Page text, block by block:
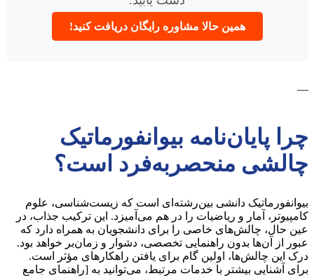
همین حالا مشاوره رایگان دریافت کنید!
—
چرا پایان‌نامه بیوانفورماتیک
چالشی منحصربه‌فرد است؟
بیوانفورماتیک دانشی بین‌رشته‌ای است که زیست‌شناسی، علوم
کامپیوتر، آمار و ریاضیات را در هم می‌آمیزد. این ترکیب جذاب، در
عین حال، چالش‌های خاصی را برای دانشجویان به همراه دارد که
عبور از آن‌ها بدون راهنمایی تخصصی، دشوار و زمان‌بر خواهد بود.
درک این چالش‌ها، اولین گام برای یافتن راهکارهای مؤثر است.
برای آشنایی بیشتر با خدمات مرتبط، می‌توانید به [راهنمای جامع